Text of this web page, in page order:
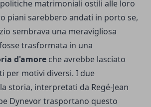
matrimoniali ostili alle loro
piani sarebbero andati in porto se,
sembrava una meravigliosa
trasformata in una
d'amore che avrebbe lasciato
per motivi diversi. I due
storia, interpretati da Regé-Jean
Dynevor trasportano questo